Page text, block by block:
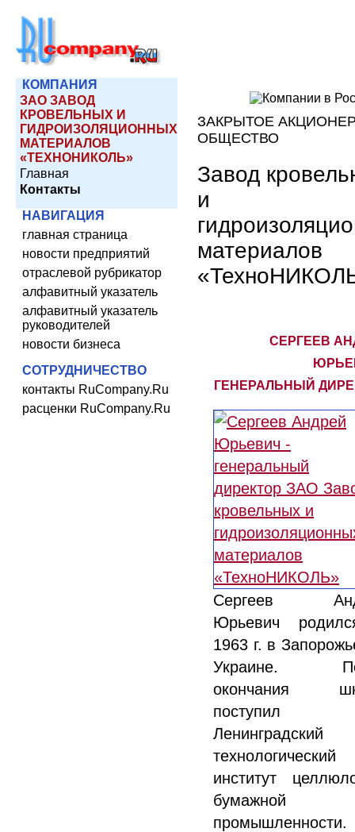
КОМПАНИЯ
ЗАО ЗАВОД
КРОВЕЛЬНЫХ И
ГИДРОИЗОЛЯЦИОННЫХ
МАТЕРИАЛОВ
«ТЕХНОНИКОЛЬ»
Главная
Контакты
НАВИГАЦИЯ
главная страница
новости предприятий
отраслевой рубрикатор
алфавитный указатель
алфавитный указатель
руководителей
новости бизнеса
СОТРУДНИЧЕСТВО
контакты RuCompany.Ru
расценки RuCompany.Ru
ЗАКРЫТОЕ
ОБЩЕСТВО
Завод
и
материалов
СЕРГЕЕВ
ГЕНЕРАЛЬНЫЙ
Сергеев
Юрьевич
1963 г. в
Украине.
окончания
Ленинградский
технологический
институт
бумажной